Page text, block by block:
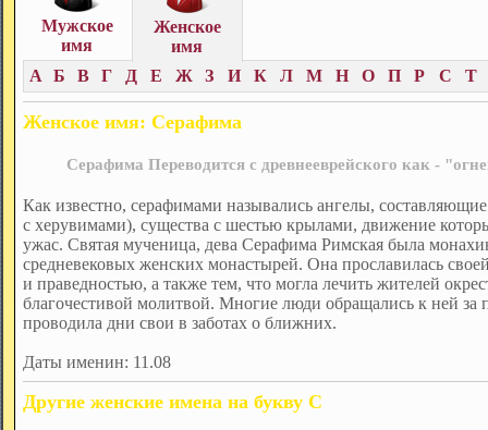
Мужское
имя
Женское
имя
А Б В Г Д Е Ж З И К Л М Н О П Р С Т
Женское имя: Серафима
Серафима Переводится с древнееврейского как -
Как известно, серафимами назывались ангелы,
с херувимами), существа с шестью крылами, движение
ужас. Святая мученица, дева Серафима Римская была
средневековых женских монастырей. Она прославилась
и праведностью, а также тем, что могла лечить жителей
благочестивой молитвой. Многие люди обращались к ней
проводила дни свои в заботах о ближних.
Даты именин: 11.08
Другие женские имена на букву С